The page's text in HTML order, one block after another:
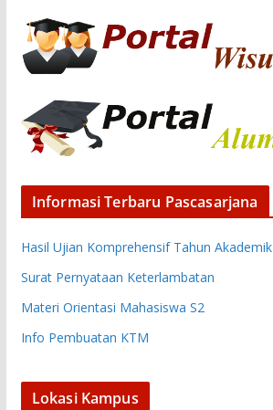
Informasi Terbaru Pascasarjana
Hasil Ujian Komprehensif Tahun
Surat Pernyataan Keterlambatan
Materi Orientasi Mahasiswa S2
Info Pembuatan KTM
Lokasi Kampus